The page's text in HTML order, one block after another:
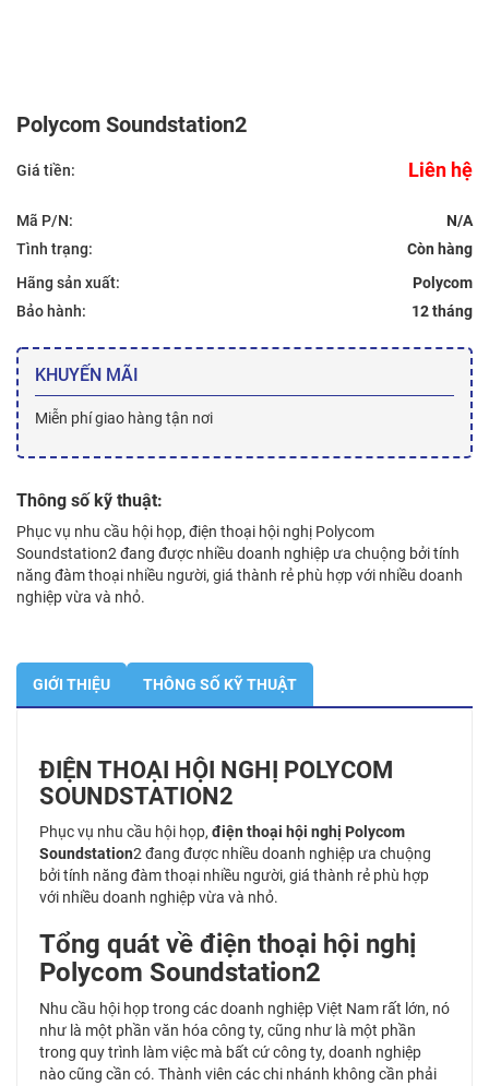
Polycom Soundstation2
Giá tiền: Liên hệ
Mã P/N:
N/A
Tình trạng:
Hãng sản xuất:
Polycom
Bảo hành:
12 tháng
KHUYẾN MÃI
Miễn phí giao hàng tận nơi
Thông số kỹ thuật:
Phục vụ nhu cầu hội họp, điện thoại hội nghị Polycom
Soundstation2 đang được nhiều doanh nghiệp ưa chuộng bởi tính
năng đàm thoại nhiều người, giá thành rẻ phù hợp với nhiều doanh
nghiệp vừa và nhỏ.
GIỚI THIỆU THÔNG SỐ KỸ THUẬT
ĐIỆN THOẠI HỘI NGHỊ POLYCOM
SOUNDSTATION2
Phục vụ nhu cầu hội họp, điện thoại hội nghị Polycom
Soundstation2 đang được nhiều doanh nghiệp ưa chuộng
bởi tính năng đàm thoại nhiều người, giá thành rẻ phù hợp
với nhiều doanh nghiệp vừa và nhỏ.
Tổng quát về điện thoại hội nghị
Polycom Soundstation2
Nhu cầu hội họp trong các doanh nghiệp Việt Nam rất lớn, nó
như là một phần văn hóa công ty, cũng như là một phần
trong quy trình làm việc mà bất cứ công ty, doanh nghiệp
nào cũng cần có. Thành viên các chi nhánh không cần phải